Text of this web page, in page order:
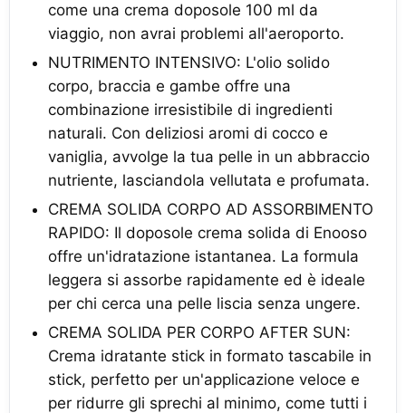
come una crema doposole 100 ml da
viaggio, non avrai problemi all'aeroporto.
NUTRIMENTO INTENSIVO: L'olio solido
corpo, braccia e gambe offre una
combinazione irresistibile di ingredienti
naturali. Con deliziosi aromi di cocco e
vaniglia, avvolge la tua pelle in un abbraccio
nutriente, lasciandola vellutata e profumata.
CREMA SOLIDA CORPO AD ASSORBIMENTO
RAPIDO: Il doposole crema solida di Enooso
offre un'idratazione istantanea. La formula
leggera si assorbe rapidamente ed è ideale
per chi cerca una pelle liscia senza ungere.
CREMA SOLIDA PER CORPO AFTER SUN:
Crema idratante stick in formato tascabile in
stick, perfetto per un'applicazione veloce e
per ridurre gli sprechi al minimo, come tutti i